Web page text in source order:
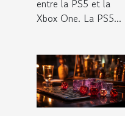
entre la PS5 et la
Xbox One. La PS5...